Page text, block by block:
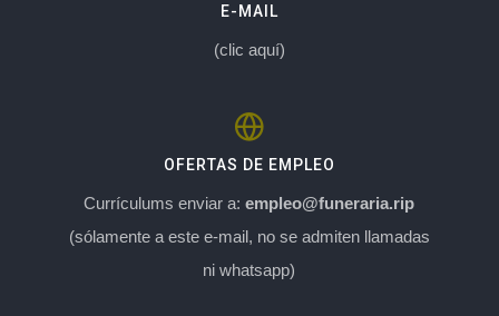
E-MAIL
(clic aquí)
OFERTAS DE EMPLEO
Currículums enviar a:empleo@funeraria.rip
(sólamente a este e-mail, no se admiten llamadas
ni whatsapp)